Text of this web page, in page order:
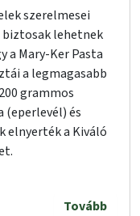
szerelmesei
lehetnek
a Mary-Ker Pasta
a legmagasabb
grammos
(eperlevél) és
elnyerték a Kiváló
Tovább